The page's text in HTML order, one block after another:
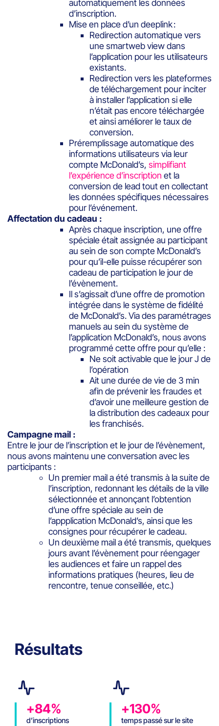
automatiquement les données
d’inscription.
Mise en place d’un deeplink :
Redirection automatique vers
une smartweb view dans
l’application pour les utilisateurs
existants.
Redirection vers les plateformes
de téléchargement pour inciter
à installer l’application si elle
n’était pas encore téléchargée
et ainsi améliorer le taux de
conversion.
Préremplissage automatique des
informations utilisateurs via leur
compte McDonald’s, simplifiant
l’expérience d’inscription et la
conversion de lead tout en collectant
les données spécifiques nécessaires
pour l’événement.
Affectation du cadeau :
Après chaque inscription, une offre
spéciale était assignée au participant
au sein de son compte McDonald’s
pour qu’il-elle puisse récupérer son
cadeau de participation le jour de
l’évènement.
Il s’agissait d’une offre de promotion
intégrée dans le système de fidélité
de McDonald’s. Via des paramétrages
manuels au sein du système de
l’application McDonald’s, nous avons
programmé cette offre pour qu’elle :
Ne soit activable que le jour J de
l’opération
Ait une durée de vie de 3 min
afin de prévenir les fraudes et
d’avoir une meilleure gestion de
la distribution des cadeaux pour
les franchisés.
Campagne mail :
Entre le jour de l’inscription et le jour de l’évènement,
nous avons maintenu une conversation avec les
participants :
Un premier mail a été transmis à la suite de
l’inscription, redonnant les détails de la ville
sélectionnée et annonçant l’obtention
d’une offre spéciale au sein de
l’appplication McDonald’s, ainsi que les
consignes pour récupérer le cadeau.
Un deuxième mail a été transmis, quelques
jours avant l’évènement pour réengager
les audiences et faire un rappel des
informations pratiques (heures, lieu de
rencontre, tenue conseillée, etc.)
Résultats
+84%
d’inscriptions
+130%
temps passé sur le site